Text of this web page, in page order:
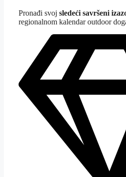
Pronađi svoj sledeći savršeni
regionalnom kalendar outdoor